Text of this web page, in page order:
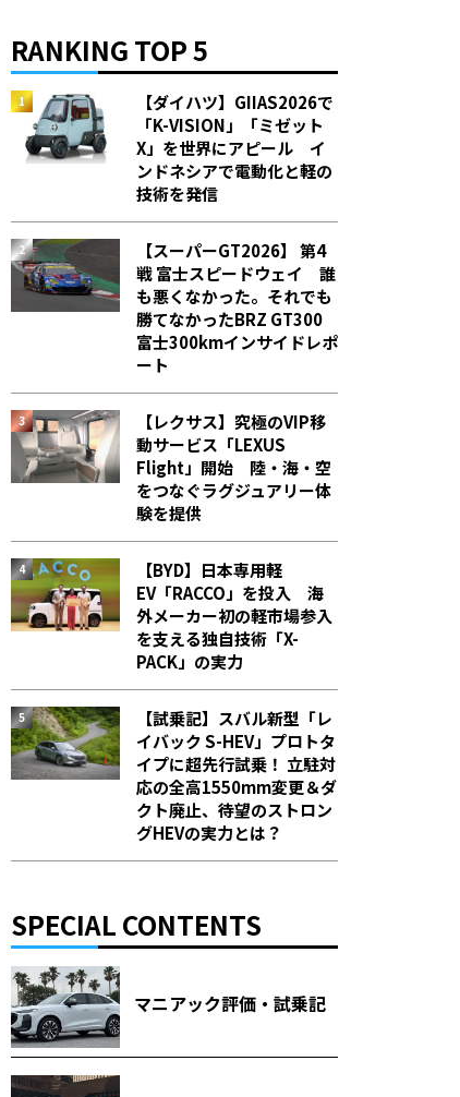
RANKING TOP 5
【ダイハツ】GIIAS2026で
「K-VISION」「ミゼット
X」を世界にアピール イ
ンドネシアで電動化と軽の
技術を発信
【スーパーGT2026】 第4
戦 富士スピードウェイ 誰
も悪くなかった。それでも
勝てなかった――BRZ GT300
富士300kmインサイドレポ
ート
【レクサス】究極のVIP移
動サービス「LEXUS
Flight」開始 陸・海・空
をつなぐラグジュアリー体
験を提供
【BYD】日本専用軽
EV「RACCO」を投入 海
外メーカー初の軽市場参入
を支える独自技術「X-
PACK」の実力
【試乗記】スバル新型「レ
イバック S-HEV」プロトタ
イプに超先行試乗！ 立駐対
応の全高1550mm変更＆ダ
クト廃止、待望のストロン
グHEVの実力とは？
SPECIAL CONTENTS
マニアック評価・試乗記